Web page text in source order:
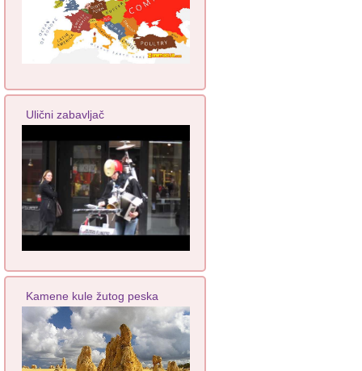
Ulični zabavljač
Kamene kule žutog peska